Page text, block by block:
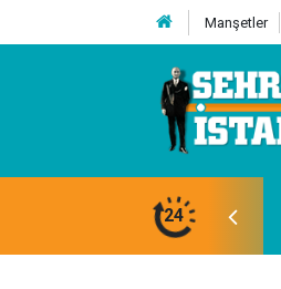
Manşetler
24